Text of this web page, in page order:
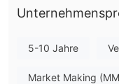
Was kann ich bei
und Rohstoffen
Kontotyp
5-10 Jahre
Market Making